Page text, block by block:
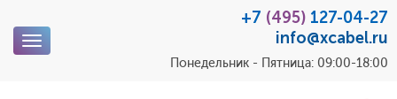
Toggle
+7 (495) 127-04-27
info@xcabel.ru
Понедельник - Пятница: 09:00-18:00